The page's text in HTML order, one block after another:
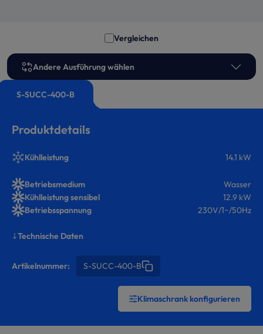
Vergleichen
S-SUCC-400-B
Andere Ausführung wählen
Produktdetails
Kühlleistung 14.1 kW
Betriebsmedium
Wasser
Kühlleistung sensibel
12.9 kW
Betriebsspannung
230V/1~/50Hz
Technische Daten
Artikelnummer: S-SUCC-400-B
Klimaschrank konfigurieren